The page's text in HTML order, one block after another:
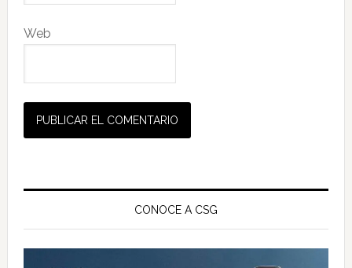
Web
Barra
principal
CONOCE A CSG